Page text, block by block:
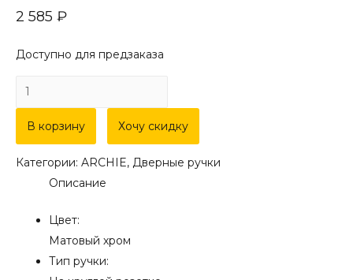
2 585 ₽
Доступно для предзаказа
Количество
товара
Дверная
ручка
на
круглой
ARCHIE
В корзину Хочу скидку
Категории: ARCHIE, Дверные ручки
Описание
Цвет:
Матовый хром
Тип ручки: